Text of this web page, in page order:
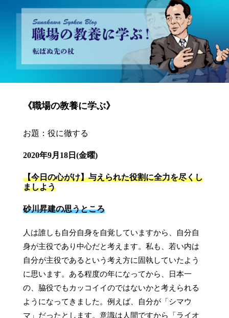
砂川昇建会長ブログ 職場の教養に学ぶ！～転ばぬ先の杖～
《職場の教養に学ぶ》
お題：役に徹する
2020年9月18日(金曜)
【今日の心がけ】与えられた役割に全力を尽くし
ましよう
砂川昇建の思うところ
人は誰しも自分自身を自覚していますから、自分自
身が主役であり中心だと考えます。私も、若い内は
自分が主役であるという考え方に固執していたよう
に思います。ある程度の年になってから、日本一
の、脇役でもカッコイイのではないかと考えられる
ようになってきました。例えば、自分が「シマウ
マ」だったとします。意識は人間ですから「ライオ